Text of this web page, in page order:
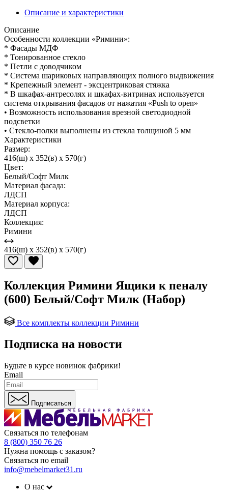
Описание и характеристики
Описание
Особенности коллекции «Римини»:
* Фасады МДФ
* Тонированное стекло
* Петли с доводчиком
* Система шариковых направляющих полного выдвижения
* Крепежный элемент - эксцентриковая стяжка
* В шкафах-антресолях и шкафах-витринах используется
система открывания фасадов от нажатия «Push to open»
• Возможность использования врезной светодиодной
подсветки
• Стекло-полки выполнены из стекла толщиной 5 мм
Характеристики
Размер:
416(ш) x 352(в) x 570(г)
Цвет:
Белый/Софт Милк
Материал фасада:
ЛДСП
Материал корпуса:
ЛДСП
Коллекция:
Римини
416(ш) x 352(в) x 570(г)
Коллекция Римини Ящики к пеналу
(600) Белый/Софт Милк (Набор)
Все комплекты коллекции Римини
Подписка на новости
Будьте в курсе новинок фабрики!
Email
Подписаться
Связаться по телефонам
8 (800) 350 76 26
Нужна помощь с заказом?
Связаться по email
info@mebelmarket31.ru
О нас